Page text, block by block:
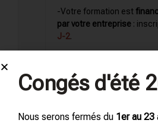
-Votre formation est
par votre entreprise :
J-2.
jusqu’àJ-21
Congés d'été
Nous serons fermés du 1er au 23